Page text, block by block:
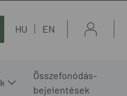
HU EN
Összefonódás-
bejelentések